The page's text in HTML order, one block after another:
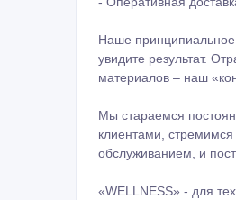
обслуживанием, и
«WELLNESS» - для
Контактный телефон: